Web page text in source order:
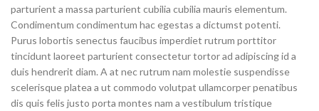
parturient a massa parturient cubilia cubilia mauris elementum.
Condimentum condimentum hac egestas a dictumst potenti.
Purus lobortis senectus faucibus imperdiet rutrum porttitor
tincidunt laoreet parturient consectetur tortor ad adipiscing id a
duis hendrerit diam. A at nec rutrum nam molestie suspendisse
scelerisque platea a ut commodo volutpat ullamcorper penatibus
dis quis felis justo porta montes nam a vestibulum tristique